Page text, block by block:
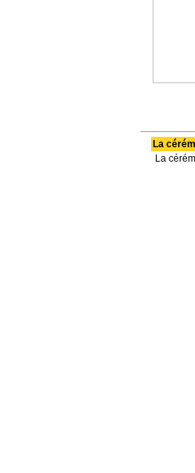
La
La